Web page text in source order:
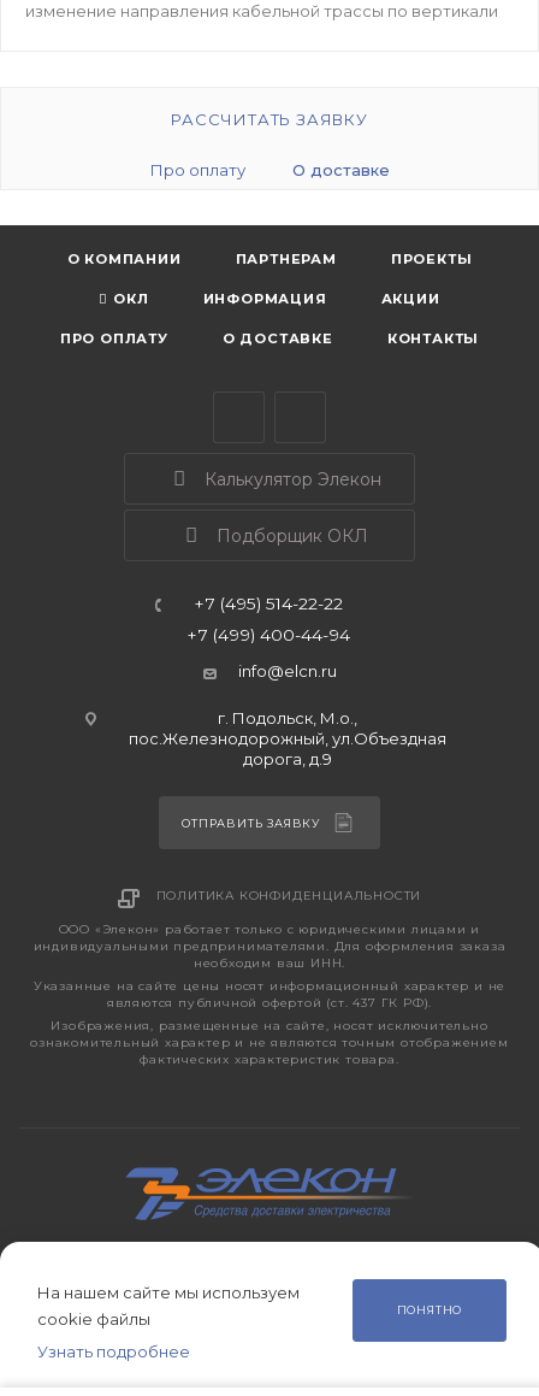
изменение направления кабельной трассы по вертикали
РАССЧИТАТЬ ЗАЯВКУ
Про оплату О доставке
О КОМПАНИИ ПАРТНЕРАМ ПРОЕКТЫ
ОКЛ ИНФОРМАЦИЯ АКЦИИ
ПРО ОПЛАТУ О ДОСТАВКЕ КОНТАКТЫ
Калькулятор Элекон
Подборщик ОКЛ
+7 (495) 514-22-22
+7 (499) 400-44-94
info@elcn.ru
г. Подольск, М.о.,
пос.Железнодорожный, ул.Объездная
дорога, д.9
ОТПРАВИТЬ ЗАЯВКУ
ПОЛИТИКА КОНФИДЕНЦИАЛЬНОСТИ
ООО «Элекон» работает только с юридическими лицами и
индивидуальными предпринимателями. Для оформления заказа
необходим ваш ИНН.
Указанные на сайте цены носят информационный характер и не
являются публичной офертой (ст. 437 ГК РФ).
Изображения, размещенные на сайте, носят исключительно
ознакомительный характер и не являются точным отображением
фактических характеристик товара.
электротехническая продукция, светотехника с 1998 года.
На нашем сайте мы используем
cookie файлы
Узнать подробнее
ПОНЯТНО